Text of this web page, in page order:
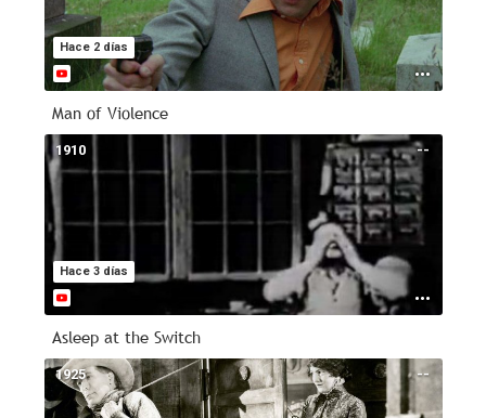
Hace 2 días
Man of Violence
--
Hace 3 días
1910
Asleep at the Switch
--
1925